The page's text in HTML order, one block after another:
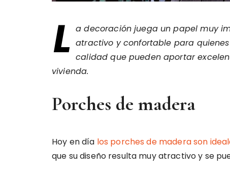
L a decoración juega un papel muy
atractivo y confortable para
calidad que pueden aportar
vivienda.
Porches de madera
Hoy en día los porches de madera son
que su diseño resulta muy atractivo y se